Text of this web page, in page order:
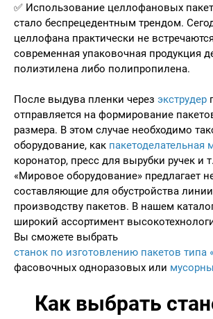
✅ Использование целлофановых
стало беспрецедентным трендом.
целлофана практически не
современная упаковочная продукция
полиэтилена либо полипропилена.
После выдува пленки через экструдер
отправляется на формирование
размера. В этом случае необходимо
оборудование, как пакетоделательная
коронатор, пресс для вырубки ручек и
«Мировое оборудование» предлагает
составляющие для обустройства
производству пакетов. В нашем
широкий ассортимент
Вы сможете выбрать
станок по изготовлению пакетов типа
фасовочных одноразовых или
Как выбрать